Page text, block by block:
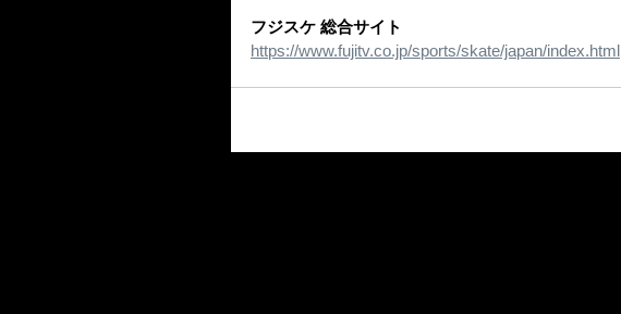
フジスケ 総合サイト
https://www.fujitv.co.jp/sports/skate/japan/index.html